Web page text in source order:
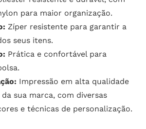
para maior organização.
Zíper resistente para garantir a
seus itens.
Prática e confortável para
Impressão em alta qualidade
sua marca, com diversas
e técnicas de personalização.